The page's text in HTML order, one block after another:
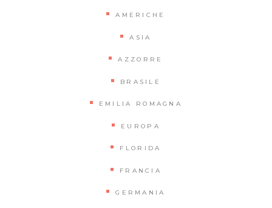
AMERICHE
ASIA
AZZORRE
BRASILE
EMILIA ROMAGNA
EUROPA
FLORIDA
FRANCIA
GERMANIA